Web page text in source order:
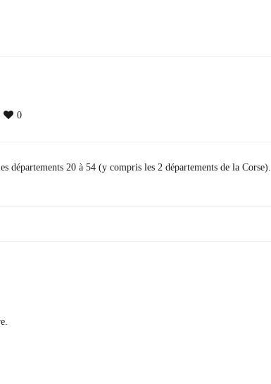
0
départements 20 à 54 (y compris les 2 départements de la Corse).